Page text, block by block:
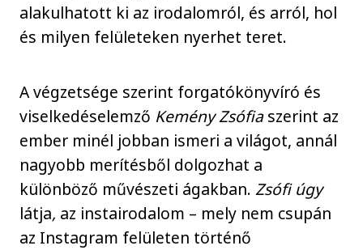
alakulhatott ki az irodalomról, és arról, hol
és milyen felületeken nyerhet teret.
A végzetsége szerint forgatókönyvíró és
viselkedéselemző Kemény Zsófiaszerint az
ember minél jobban ismeri a világot, annál
nagyobb merítésből dolgozhat a
különböző művészeti ágakban.Zsófi úgy
látja, az instairodalom – mely nem csupán
az Instagram felületen történő